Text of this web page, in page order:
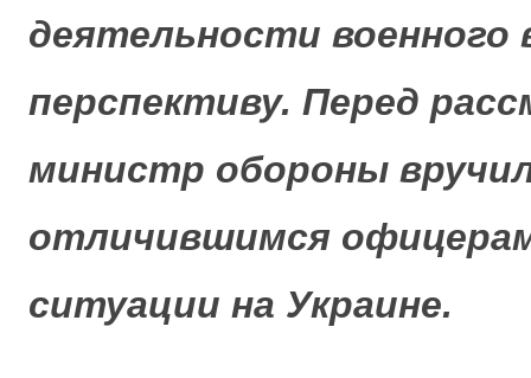
деятельности
перспективу. Перед
министр обороны
отличившимся
ситуации на Украине.